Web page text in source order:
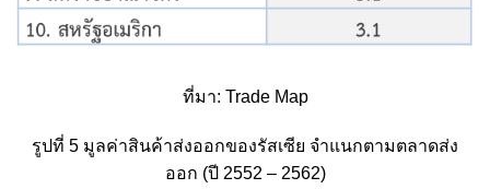
ที่มา: Trade Map
รูปที่ 5 มูลค่าสินค้าส่งออกของรัสเซีย จำแนกตามตลาดส่ง
ออก (ปี 2552 – 2562)